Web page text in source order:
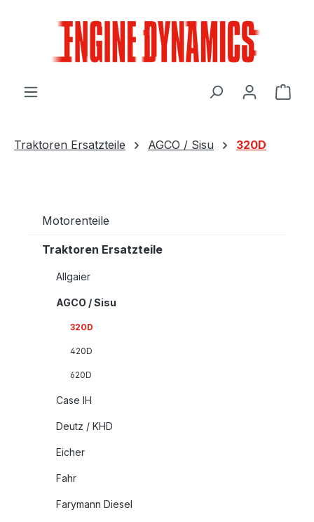
Traktoren Ersatzteile AGCO / Sisu 320D
Motorenteile
Traktoren Ersatzteile
Allgaier
AGCO / Sisu
320D
420D
620D
Case IH
Deutz / KHD
Eicher
Fahr
Farymann Diesel